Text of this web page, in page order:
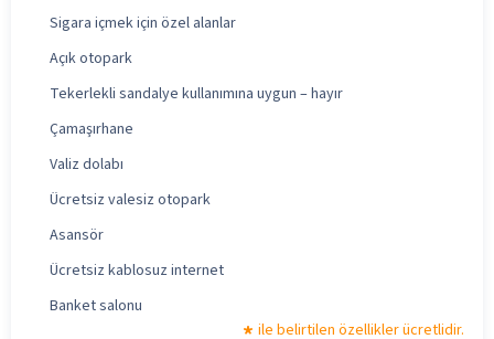
Sigara içmek için özel alanlar
Açık otopark
Tekerlekli sandalye kullanımına uygun – hayır
Çamaşırhane
Valiz dolabı
Ücretsiz valesiz otopark
Asansör
Ücretsiz kablosuz internet
Banket salonu
ile belirtilen özellikler ücretlidir.